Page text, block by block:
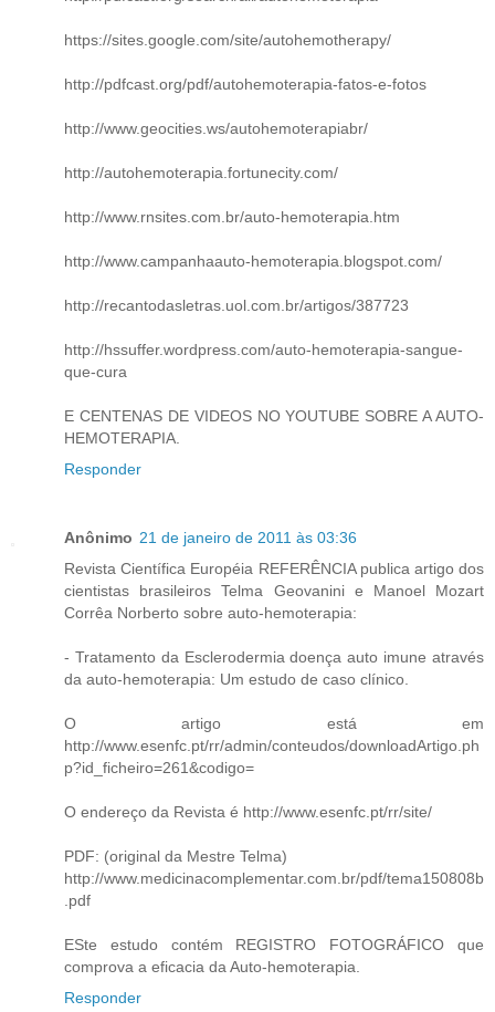
https://sites.google.com/site/autohemotherapy/
http://pdfcast.org/pdf/autohemoterapia-fatos-e-fotos
http://www.geocities.ws/autohemoterapiabr/
http://autohemoterapia.fortunecity.com/
http://www.rnsites.com.br/auto-hemoterapia.htm
http://www.campanhaauto-hemoterapia.blogspot.com/
http://recantodasletras.uol.com.br/artigos/387723
http://hssuffer.wordpress.com/auto-hemoterapia-sangue-
que-cura
E CENTENAS DE VIDEOS NO YOUTUBE SOBRE A AUTO-
HEMOTERAPIA.
Responder
Anônimo 21 de janeiro de 2011 às 03:36
Revista Científica Européia REFERÊNCIA publica artigo dos
cientistas brasileiros Telma Geovanini e Manoel Mozart
Corrêa Norberto sobre auto-hemoterapia:
- Tratamento da Esclerodermia doença auto imune através
da auto-hemoterapia: Um estudo de caso clínico.
O artigo está em
http://www.esenfc.pt/rr/admin/conteudos/downloadArtigo.ph
p?id_ficheiro=261&codigo=
O endereço da Revista é http://www.esenfc.pt/rr/site/
PDF: (original da Mestre Telma)
http://www.medicinacomplementar.com.br/pdf/tema150808b
.pdf
ESte estudo contém REGISTRO FOTOGRÁFICO que
comprova a eficacia da Auto-hemoterapia.
Responder